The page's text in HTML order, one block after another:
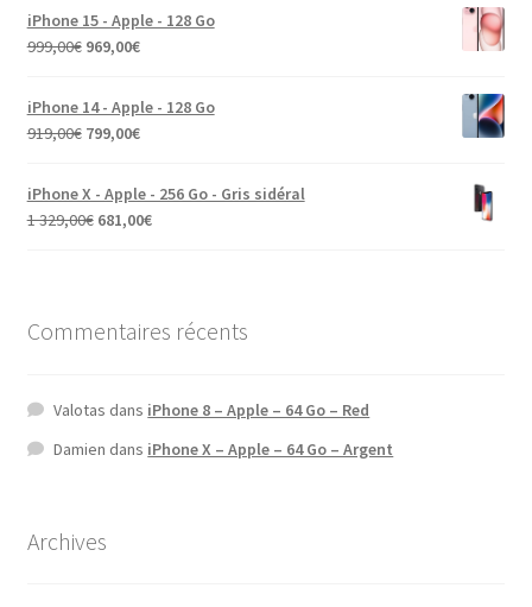
iPhone 15 - Apple - 128 Go
999,00€ 969,00€
iPhone 14 - Apple - 128 Go
919,00€ 799,00€
iPhone X - Apple - 256 Go - Gris sidéral
1 329,00€ 681,00€
Commentaires récents
Valotas dans iPhone 8 – Apple – 64 Go – Red
Damien dans iPhone X – Apple – 64 Go – Argent
Archives